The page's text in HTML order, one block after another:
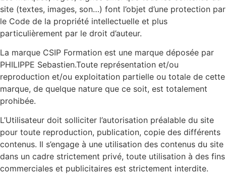
site (textes, images, son…) font l’objet d’une protection par
le Code de la propriété intellectuelle et plus
particulièrement par le droit d’auteur.
La marque CSIP Formation est une marque déposée par
PHILIPPE Sebastien.Toute représentation et/ou
reproduction et/ou exploitation partielle ou totale de cette
marque, de quelque nature que ce soit, est totalement
prohibée.
L’Utilisateur doit solliciter l’autorisation préalable du site
pour toute reproduction, publication, copie des différents
contenus. Il s’engage à une utilisation des contenus du site
dans un cadre strictement privé, toute utilisation à des fins
commerciales et publicitaires est strictement interdite.